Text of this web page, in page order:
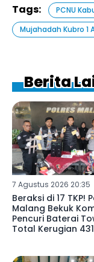
Tags: PCNU
Mujahadah Kubro 1
Berita
7 Agustus 2026 20:35
Beraksi di 17 TKP!
Malang Bekuk
Pencuri Baterai
Total Kerugian